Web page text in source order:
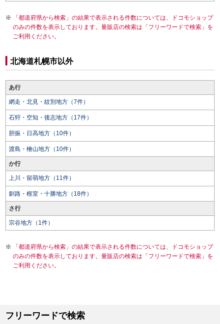
「都道府県から検索」の結果で表示される件数については、ドコモショップ
のみの件数を表示しております。量販店の検索は「フリーワードで検索」を
ご利用ください。
北海道札幌市以外
あ行
網走・北見・紋別地方（7件）
石狩・空知・後志地方（17件）
胆振・日高地方（10件）
渡島・檜山地方（10件）
か行
上川・留萌地方（11件）
釧路・根室・十勝地方（18件）
さ行
宗谷地方（1件）
「都道府県から検索」の結果で表示される件数については、ドコモショップ
のみの件数を表示しております。量販店の検索は「フリーワードで検索」を
ご利用ください。
フリーワードで検索